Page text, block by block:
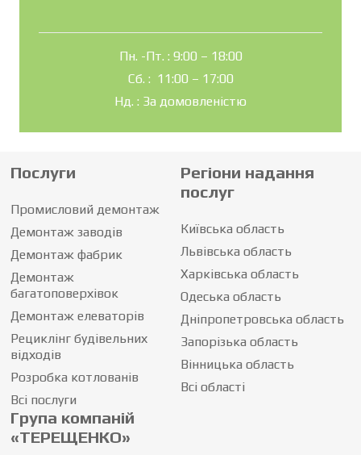
Пн. -Пт. : 9:00 – 18:00
Сб. : 11:00 – 17:00
Нд. : За домовленістю
Послуги
Промисловий демонтаж
Демонтаж заводів
Демонтаж фабрик
Демонтаж
багатоповерхівок
Демонтаж елеваторів
Рециклінг будівельних
відходів
Розробка котлованів
Всі послуги
Регіони надання
послуг
Київська область
Львівська область
Харківська область
Одеська область
Дніпропетровська область
Запорізька область
Вінницька область
Всі області
Група компаній
«ТЕРЕЩЕНКО»